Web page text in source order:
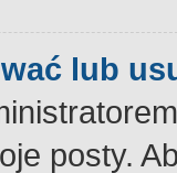
lub
posty.